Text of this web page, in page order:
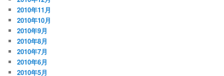
2010年11月
2010年10月
2010年9月
2010年8月
2010年7月
2010年6月
2010年5月